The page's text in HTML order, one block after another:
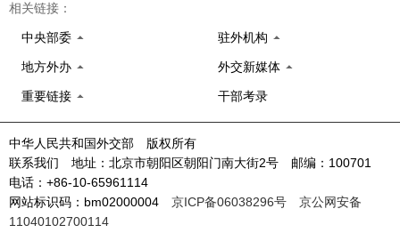
相关链接：
中央部委 驻外机构
地方外办 外交新媒体
重要链接 干部考录
中华人民共和国外交部 版权所有
联系我们 地址：北京市朝阳区朝阳门南大街2号 邮编：100701
电话：+86-10-65961114
网站标识码：bm02000004 京ICP备06038296号
京公网安备
11040102700114